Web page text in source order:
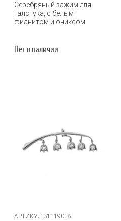
Серебряный зажим для
галстука, с белым
фианитом и ониксом
Нет в наличии
АРТИКУЛ 31119018